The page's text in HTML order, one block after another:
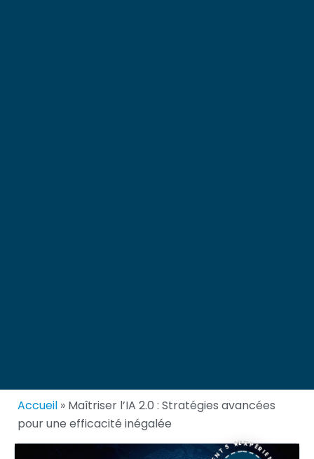
Accueil » Maîtriser l’IA 2.0 : Stratégies avancées
pour une efficacité inégalée